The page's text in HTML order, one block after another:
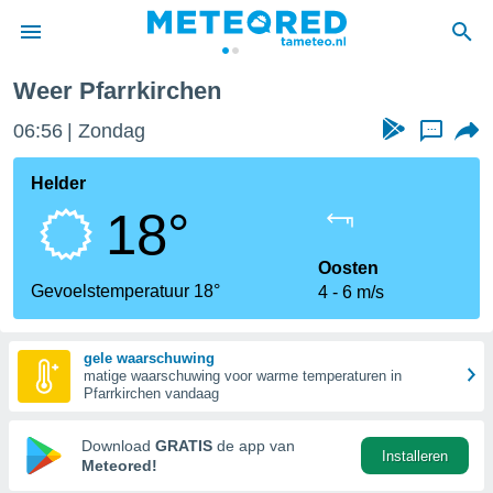
door
verstrekte
hoge
hebt de
voor
op basis
Weer Pfarrkirchen
06:56 Zondag ...
Helder
18°
Gevoelstemperatuur 18°
Oosten
4
6 m/s
gele waarschuwing
matige waarschuwing voor warme temperaturen in
Pfarrkirchen vandaag
Download GRATIS de app van
Meteored!
Installeren